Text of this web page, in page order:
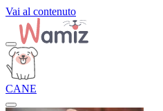
Vai al contenuto
CANE